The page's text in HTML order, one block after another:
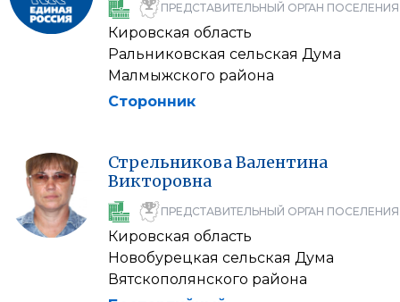
ПРЕДСТАВИТЕЛЬНЫЙ ОРГАН ПОСЕЛЕНИЯ
Кировская область
Ральниковская сельская Дума
Малмыжского района
Сторонник
СтрельниковаВалентина
Викторовна
ПРЕДСТАВИТЕЛЬНЫЙ ОРГАН ПОСЕЛЕНИЯ
Кировская область
Новобурецкая сельская Дума
Вятскополянского района